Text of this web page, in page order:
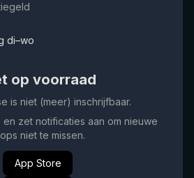
di–wo
op voorraad
is niet (meer) inschrijfbaar.
zet notificaties aan om nieuwe
niet te missen.
App Store